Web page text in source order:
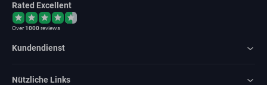
Rated Excellent
Over1000reviews
Kundendienst
Nützliche Links